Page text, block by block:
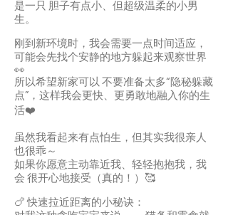
是一只 胆子有点小、但超级温柔的小男
生。
刚到新环境时，我会需要一点时间适应，
可能会先找个安静的地方躲起来观察世界
👀
所以希望新家可以 不要准备太多“隐秘躲藏
点”，这样我会更快、更勇敢地融入你的生
活❤️
虽然我看起来有点怕生，但其实我很亲人
也很乖～
如果你愿意主动靠近我、轻轻抱抱我，我
会 很开心地接受（真的！）🥰
🍗 快速拉近距离的小秘诀：